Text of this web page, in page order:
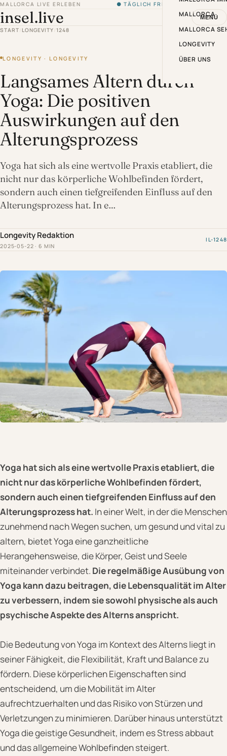
MALLORCA LIVE ERLEBEN ● TÄGLICH FRISCH VON DER INSEL
insel.live MENÜ
MALLORCA
MALLORCA
LONGEVITY
ÜBER UNS
START LONGEVITY /1248
LONGEVITY · LONGEVITY
Langsames Altern durch
Yoga: Die positiven
Auswirkungen auf den
Alterungsprozess
Yoga hat sich als eine wertvolle Praxis etabliert, die
nicht nur das körperliche Wohlbefinden fördert,
sondern auch einen tiefgreifenden Einfluss auf den
Alterungsprozess hat. In e…
Longevity Redaktion
2025-05-22 · 6 MIN
IL-1248
Yoga hat sich als eine wertvolle Praxis etabliert, die
nicht nur das körperliche Wohlbefinden fördert,
sondern auch einen tiefgreifenden Einfluss auf den
Alterungsprozess hat. In einer Welt, in der die Menschen
zunehmend nach Wegen suchen, um gesund und vital zu
altern, bietet Yoga eine ganzheitliche
Herangehensweise, die Körper, Geist und Seele
miteinander verbindet. Die regelmäßige Ausübung von
Yoga kann dazu beitragen, die Lebensqualität im Alter
zu verbessern, indem sie sowohl physische als auch
psychische Aspekte des Alterns anspricht.
Die Bedeutung von Yoga im Kontext des Alterns liegt in
seiner Fähigkeit, die Flexibilität, Kraft und Balance zu
fördern. Diese körperlichen Eigenschaften sind
entscheidend, um die Mobilität im Alter
aufrechtzuerhalten und das Risiko von Stürzen und
Verletzungen zu minimieren. Darüber hinaus unterstützt
Yoga die geistige Gesundheit, indem es Stress abbaut
und das allgemeine Wohlbefinden steigert.